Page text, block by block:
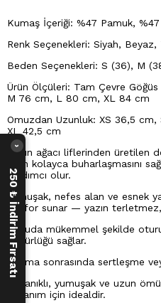
Kumaş İçeriği: %47 Pamuk,
Renk Seçenekleri: Siyah, Beyaz,
Beden Seçenekleri: S (36), M
Ürün Ölçüleri: Tam Çevre
M 76 cm, L 80 cm, XL 84 cm
Omuzdan Uzunluk: XS 36,5
XL 42,5 cm
Kayın ağacı liflerinden üretilen
terin kolayca buharlaşmasını
yardımcı olur.
Yumuşak, nefes alan ve esnek
konfor sunar — yazın terletmez,
Vücuda mükemmel şekilde
özgürlüğü sağlar.
Yıkama sonrasında sertleşme
Dayanıklı, yumuşak ve uzun
kullanım için idealdir.
250 ₺ İndirim Fırsatı
›